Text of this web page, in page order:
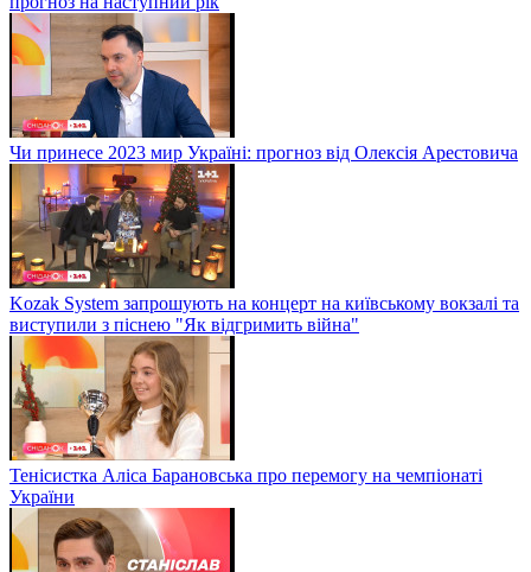
Чи принесе 2023 мир Україні: прогноз від Олексія Арестовича
Kozak System запрошують на концерт на київському вокзалі та
виступили з піснею "Як відгримить війна"
Тенісистка Аліса Барановська про перемогу на чемпіонаті
України